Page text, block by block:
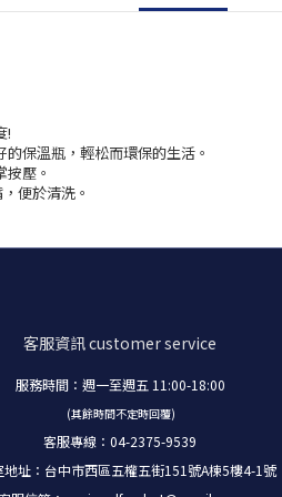
!
保溫瓶，輕松而環保的生活。
壓。
便於清洗。
客服資訊customer service
服務時間：週一至週五 11:00-18:00
(其餘時間不定時回覆)
客服專線：04-2375-9539
地址：台中市西區五權五街151號A棟5樓4-1號